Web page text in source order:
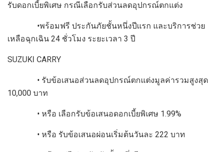
รับดอกเบี้ยพิเศษ กรณีเลือกรับส่วนลดอุปกรณ์ตกแต่ง
•พร้อมฟรี ประกันภัยชั้นหนึ่งปีแรก และบริการช่วย
เหลือฉุกเฉิน 24 ชั่วโมง ระยะเวลา 3 ปี
SUZUKI CARRY
• รับข้อเสนอส่วนลดอุปกรณ์ตกแต่งมูลค่ารวมสูงสุด
10,000 บาท
• หรือ เลือกรับข้อเสนอดอกเบี้ยพิเศษ 1.99%
• หรือ รับข้อเสนอผ่อนเริ่มต้นวันละ 222 บาท